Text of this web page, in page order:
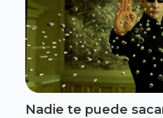
Nadie te puede